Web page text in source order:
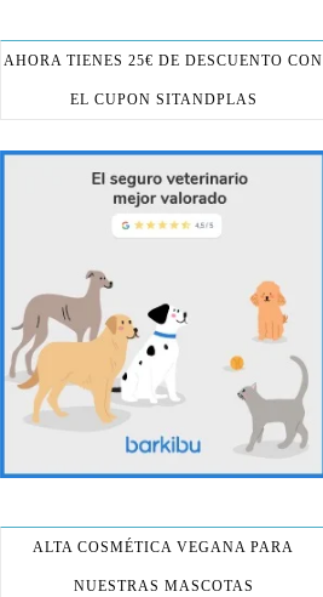
AHORA TIENES 25€ DE DESCUENTO CON
EL CUPON SITANDPLAS
ALTA COSMÉTICA VEGANA PARA
NUESTRAS MASCOTAS